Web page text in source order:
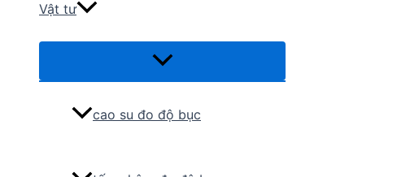
Vật tư
Menu
cao su đo độ bục